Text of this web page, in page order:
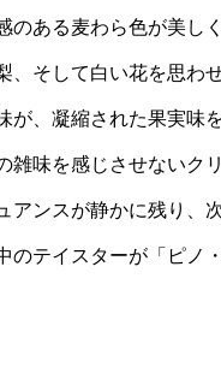
のある麦わら色が美し
そして白い花を思わ
が、凝縮された果実味
雑味を感じさせないク
ンスが静かに残り、
のテイスターが「ピノ